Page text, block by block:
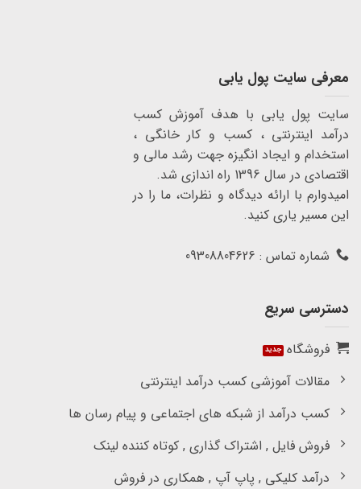
معرفی سایت پول یابی
سایت پول یابی با هدف آموزش کسب
درآمد اینترنتی ، کسب و کار خانگی ،
استخدام و ایجاد انگیزه جهت رشد مالی و
اقتصادی در سال 1396 راه اندازی شد.
امیدوارم با ارائه دیدگاه و نظرات، ما را در
این مسیر یاری کنید.
شماره تماس : 09308804626
دسترسی سریع
فروشگاه
مقالات آموزشی کسب درآمد اینترنتی
کسب درآمد از شبکه های اجتماعی و پیام رسان ها
فروش فایل , اشتراک گذاری , کوتاه کننده لینک
درآمد کلیکی , پاپ آپ , همکاری در فروش